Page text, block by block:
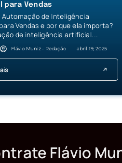
para Vendas
Automação de Inteligência
Vendas e por que ela importa?
de inteligência artificial...
Flávio Muniz - Redação abril 19, 2025
Flávio